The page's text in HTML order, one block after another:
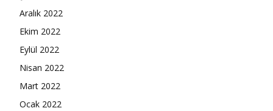
Aralık 2022
Ekim 2022
Eylül 2022
Nisan 2022
Mart 2022
Ocak 2022